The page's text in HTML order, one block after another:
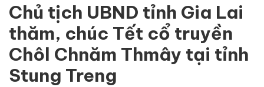
Chủ tịch UBND tỉnh Gia Lai
thăm, chúc Tết cổ truyền
Chôl Chnăm Thmây tại tỉnh
Stung Treng